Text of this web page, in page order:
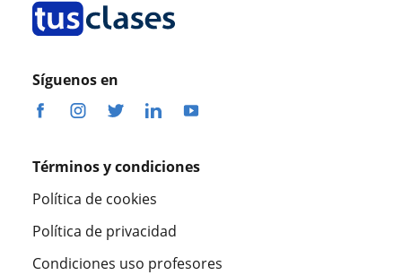
Síguenos en
Términos y condiciones
Política de cookies
Política de privacidad
Condiciones uso profesores